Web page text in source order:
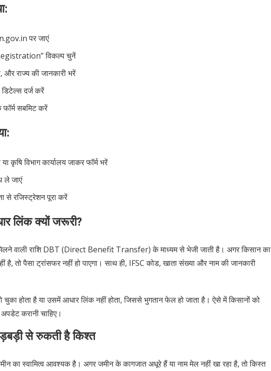
पर जाएं
विकल्प चुनें
और राज्य की जानकारी भरें
दर्ज करें
सबमिट करें
कृषि विभाग कार्यालय जाकर फॉर्म भरें
ले जाएं
से रजिस्ट्रेशन पूरा करें
लिंक क्यों जरूरी?
वाली राशि DBT (Direct Benefit Transfer) के माध्यम से भेजी जाती है। अगर किसान का
तो पैसा ट्रांसफर नहीं हो पाएगा। साथ ही, IFSC कोड, खाता संख्या और नाम की जानकारी
चुका होता है या उसमें आधार लिंक नहीं होता, जिससे भुगतान फेल हो जाता है। ऐसे में किसानों को
करानी चाहिए।
से रुकती है किश्त
का स्वामित्व आवश्यक है। अगर जमीन के कागजात अधूरे हैं या नाम मेल नहीं खा रहा है, तो किस्त